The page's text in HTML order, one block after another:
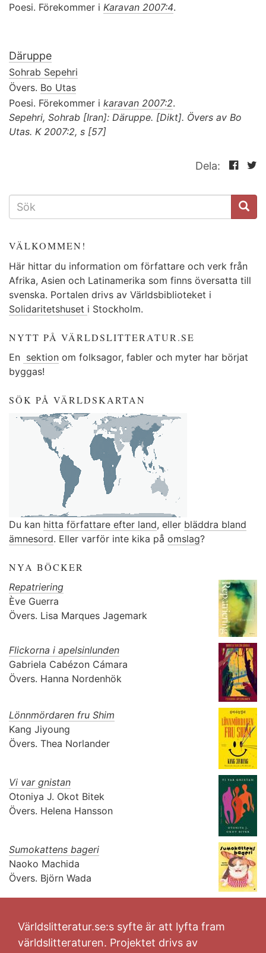
Poesi. Förekommer i Karavan 2007:4.
Däruppe
Sohrab Sepehri
Övers. Bo Utas
Poesi. Förekommer i karavan 2007:2.
Sepehri, Sohrab [Iran]: Däruppe. [Dikt]. Övers av Bo
Utas. K 2007:2, s [57]
Dela:
SÖKFORMULÄR
VÄLKOMMEN!
Här hittar du information om författare och verk från
Afrika, Asien och Latinamerika som finns översatta till
svenska. Portalen drivs av Världsbiblioteket i
Solidaritetshuset i Stockholm.
NYTT PÅ VÄRLDSLITTERATUR.SE
En sektion om folksagor, fabler och myter har börjat
byggas!
SÖK PÅ VÄRLDSKARTAN
Du kan hitta författare efter land, eller bläddra bland
ämnesord. Eller varför inte kika på omslag?
NYA BÖCKER
Repatriering
Ève Guerra
Övers. Lisa Marques Jagemark
Flickorna i apelsinlunden
Gabriela Cabézon Cámara
Övers. Hanna Nordenhök
Lönnmördaren fru Shim
Kang Jiyoung
Övers. Thea Norlander
Vi var gnistan
Otoniya J. Okot Bitek
Övers. Helena Hansson
Sumokattens bageri
Naoko Machida
Övers. Björn Wada
Världslitteratur.se:s syfte är att lyfta fram
världslitteraturen. Projektet drivs av